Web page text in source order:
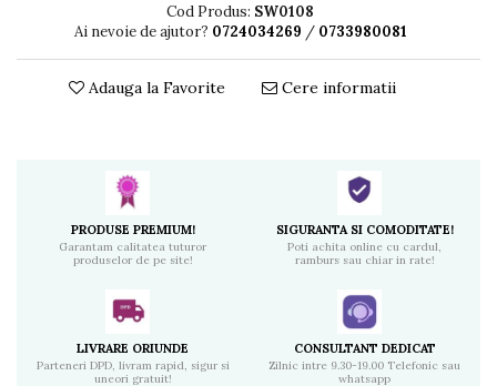
Cod Produs: SW0108
Ai nevoie de ajutor? 0724034269 / 0733980081
Adauga la Favorite Cere informatii
PRODUSE PREMIUM!
Garantam calitatea tuturor
produselor de pe site!
SIGURANTA SI COMODITATE!
Poti achita online cu cardul,
ramburs sau chiar in rate!
LIVRARE ORIUNDE
Parteneri DPD, livram rapid, sigur si
uneori gratuit!
CONSULTANT DEDICAT
Zilnic intre 9.30-19.00 Telefonic sau
whatsapp